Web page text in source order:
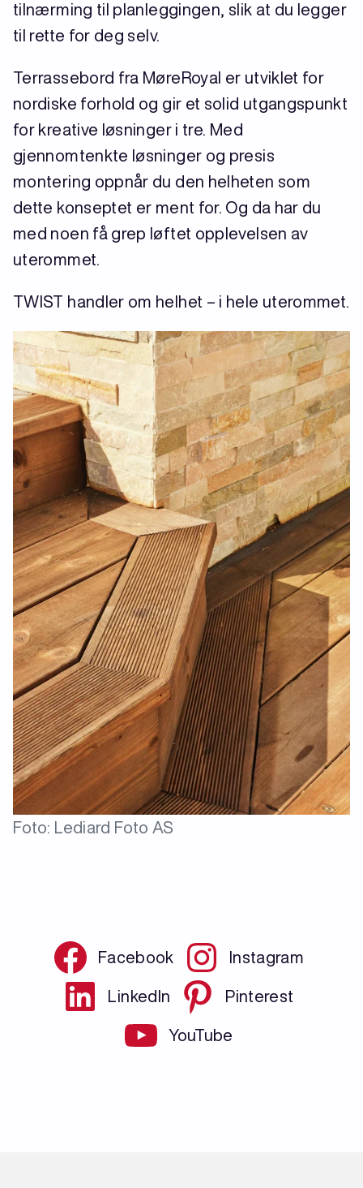
tilnærming til planleggingen, slik at du legger
til rette for deg selv.
Terrassebord fra MøreRoyal er utviklet for
nordiske forhold og gir et solid utgangspunkt
for kreative løsninger i tre. Med
gjennomtenkte løsninger og presis
montering oppnår du den helheten som
dette konseptet er ment for. Og da har du
med noen få grep løftet opplevelsen av
uterommet.
TWIST handler om helhet – i hele uterommet.
Foto: Lediard Foto AS
Facebook Instagram
LinkedIn Pinterest
YouTube